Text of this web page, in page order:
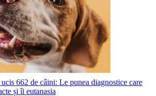
662 de câini: Le punea diagnostice care
și îi eutanasia